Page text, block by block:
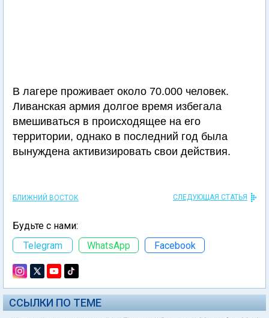
В лагере проживает около 70.000 человек.
Ливанская армия долгое время избегала
вмешиваться в происходящее на его
территории, однако в последний год была
вынуждена активизировать свои действия.
БЛИЖНИЙ ВОСТОК СЛЕДУЮЩАЯ СТАТЬЯ
Будьте с нами:
Telegram
WhatsApp Facebook
ССЫЛКИ ПО ТЕМЕ